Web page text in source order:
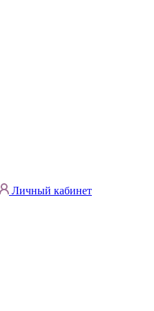
Личный кабинет